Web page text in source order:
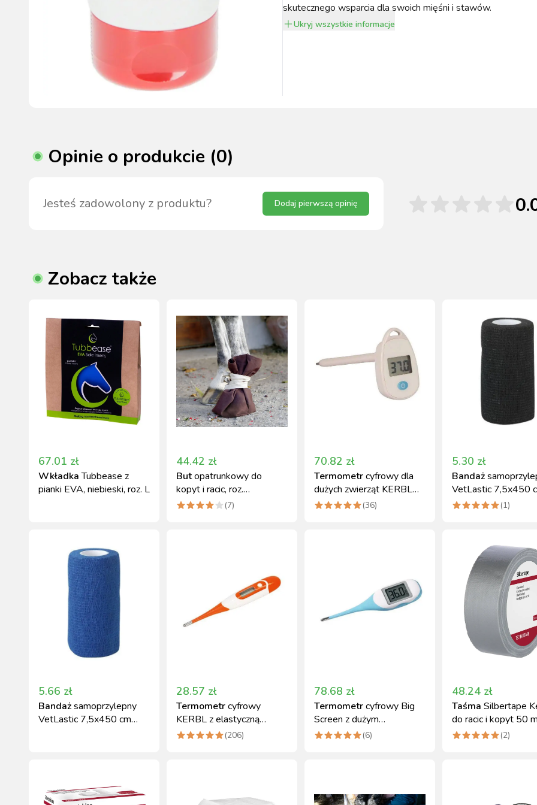
skutecznego wsparcia dla swoich mięśni i stawów.
Ukryj wszystkie informacje
Opinie o produkcie (0)
Jesteś zadowolony z produktu? Dodaj pierwszą opinię
Zobacz także
67.01 zł
Wkładka Tubbease z
pianki EVA, niebieski, roz. L
44.42 zł
Butopatrunkowy do
kopyt i racic, roz.
uniwersalny, Kerbl
(7)
70.82 zł
Termometrcyfrowy dla
dużych zwierząt KERBL
szybki pomiar
(36)
5.30 zł
Bandaż
VetLastic 7,5x450
elastyczny czarny
(1)
5.66 zł
Bandażsamoprzylepny
VetLastic 7,5x450 cm
28.57 zł
Termometrcyfrowy
KERBL z elastyczną
sondą, pomarańczowy
(206)
78.68 zł
Termometrcyfrowy Big
Screen z dużym
wyświetlaczem i
(6)
48.24 zł
Taśma Silbertape
do racic i kopyt 50
mm srebrna(2)